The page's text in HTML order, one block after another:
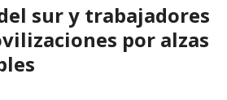
sur y trabajadores
por alzas